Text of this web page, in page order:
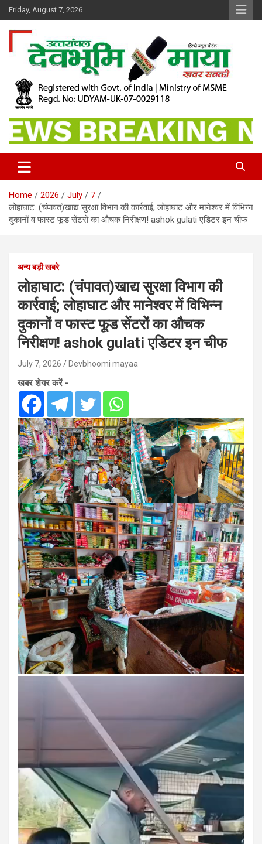
Skip
to
content
Friday, August 7, 2026
Dev Bhoomi Maya
Home 2026 July
7
लोहाघाट: (चंपावत)खाद्य सुरक्षा विभाग की कार्रवाई; लोहाघाट और मानेश्वर में विभिन्न
दुकानों व फास्ट फूड सेंटरों का औचक निरीक्षण! ashok gulati एडिटर इन चीफ
अन्य बड़ी खबरे
लोहाघाट: (चंपावत)खाद्य सुरक्षा विभाग की
कार्रवाई; लोहाघाट और मानेश्वर में विभिन्न
दुकानों व फास्ट फूड सेंटरों का औचक
निरीक्षण! ashok gulati एडिटर इन चीफ
July 7, 2026 Devbhoomi mayaa
खबर शेयर करें -